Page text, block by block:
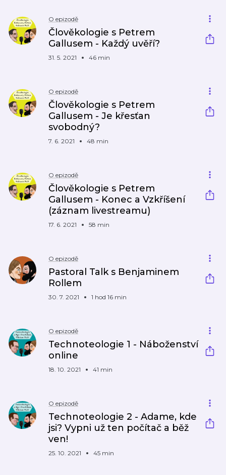
O epizodě
Člověkologie s Petrem
Gallusem - Každý uvěří?
31. 5. 2021 46 min
O epizodě
Člověkologie s Petrem
Gallusem - Je křesťan
svobodný?
7. 6. 2021 48 min
O epizodě
Člověkologie s Petrem
Gallusem - Konec a Vzkříšení
(záznam livestreamu)
17. 6. 2021 58 min
O epizodě
Pastoral Talk s Benjaminem
Rollem
30. 7. 2021 1 hod 16 min
O epizodě
Technoteologie 1 - Náboženství
online
18. 10. 2021 41 min
O epizodě
Technoteologie 2 - Adame, kde
jsi? Vypni už ten počítač a běž
ven!
25. 10. 2021 45 min